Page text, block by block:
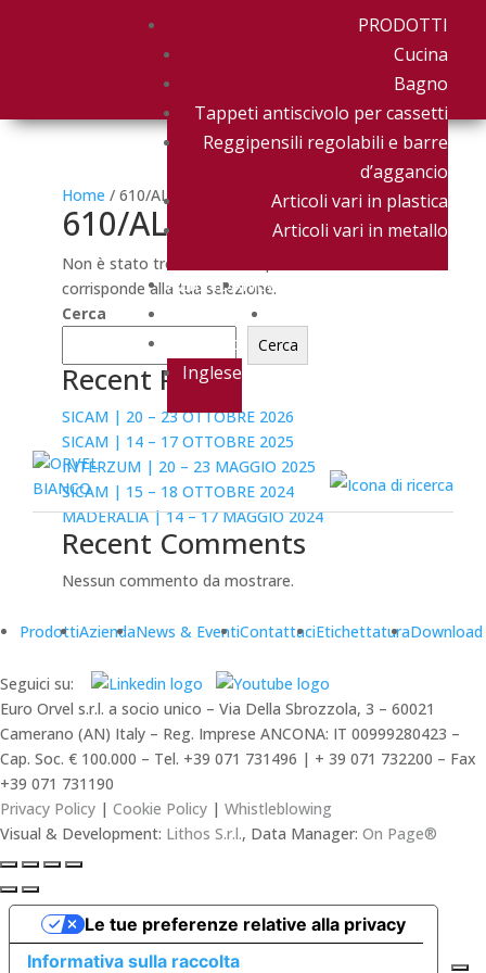
PRODOTTI
Cucina
Bagno
Tappeti antiscivolo per cassetti
Reggipensili regolabili e barre
d’aggancio
Articoli vari in plastica
Articoli vari in metallo
AZIENDANEWS & EVENTI
DOWNLOAD
Italiano
Inglese
Home / 610/AL/LUX/0563
610/AL/LUX/0563
Non è stato trovato nessun prodotto che
corrisponde alla tua selezione.
Cerca
Cerca
Recent Posts
SICAM | 20 – 23 OTTOBRE 2026
SICAM | 14 – 17 OTTOBRE 2025
INTERZUM | 20 – 23 MAGGIO 2025
SICAM | 15 – 18 OTTOBRE 2024
MADERALIA | 14 – 17 MAGGIO 2024
Recent Comments
Nessun commento da mostrare.
ProdottiAziendaNews & EventiContattaciEtichettaturaDownload
Seguici su:
Euro Orvel s.r.l. a socio unico – Via Della Sbrozzola, 3 – 60021
Camerano (AN) Italy – Reg. Imprese ANCONA: IT 00999280423 –
Cap. Soc. € 100.000 – Tel. +39 071 731496 | + 39 071 732200 – Fax
+39 071 731190
Privacy Policy | Cookie Policy | Whistleblowing
Visual & Development: Lithos S.r.l., Data Manager: On Page®
Informativa sulla raccolta
Le tue preferenze relative alla privacy